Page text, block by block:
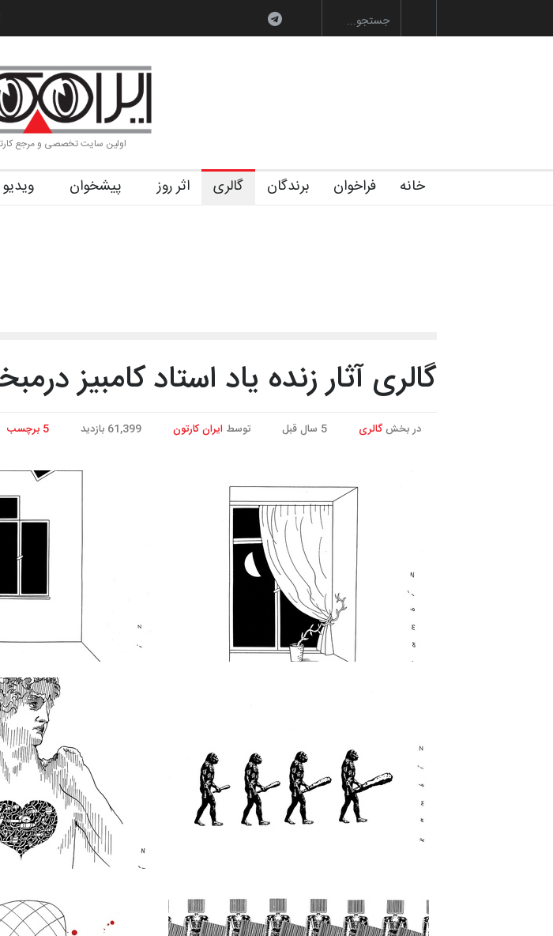
رویداد کارگاهی کارتون و پوستر «ایران سربلند»…
اولین سایت تخصصی و مرجع
خانه فراخوان برندگان گالری اثر روز پیشخوان ویدیو
گالری آثار زنده یاد استاد کامبیز
در بخشگالری 5 سال قبل توسط ایران کارتون 61,399 بازدید 5 برچسب